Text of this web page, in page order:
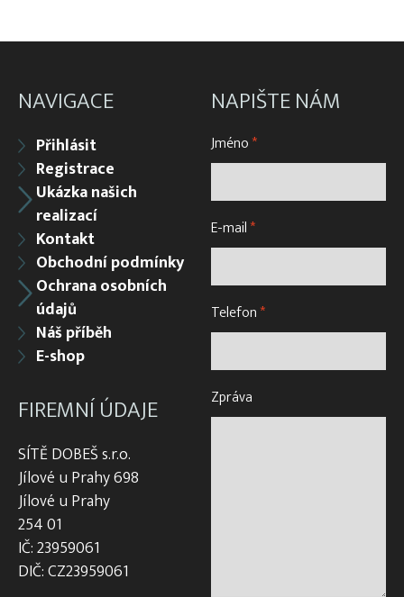
NAVIGACE
Přihlásit
Registrace
Ukázka našich
realizací
Kontakt
Obchodní podmínky
Ochrana osobních
údajů
Náš příběh
E-shop
FIREMNÍ ÚDAJE
SÍTĚ DOBEŠ s.r.o.
Jílové u Prahy 698
Jílové u Prahy
254 01
IČ: 23959061
DIČ: CZ23959061
NAPIŠTE NÁM
Jméno*
E-mail*
Telefon*
Zpráva